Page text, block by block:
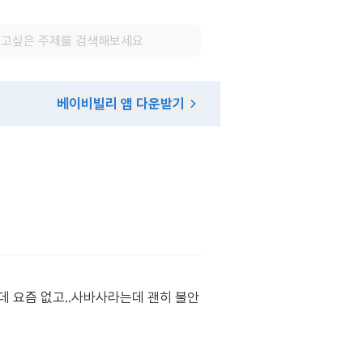
베이비빌리 앱 다운받기
요즘 없고..사바사라는데 괜히 불안